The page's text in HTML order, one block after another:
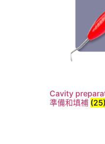
Cavity
準備和填補 (25)